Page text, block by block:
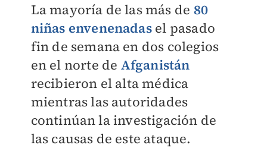
La mayoría de las más de 80
niñas envenenadasel pasado
fin de semana en dos colegios
en el norte de Afganistán
recibieron el alta médica
mientras las autoridades
continúan la investigación de
las causas de este ataque.